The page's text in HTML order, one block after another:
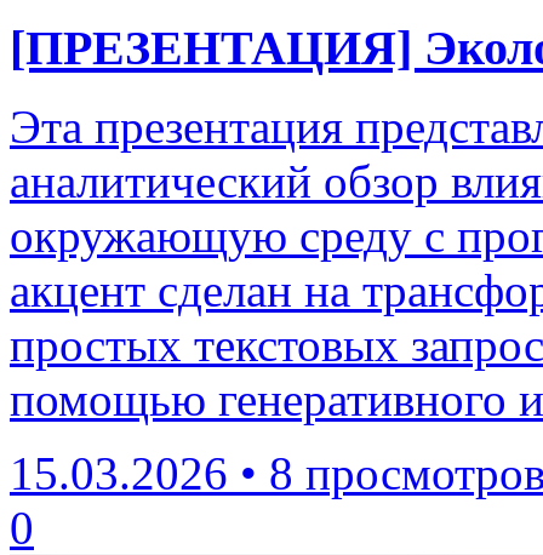
[ПРЕЗЕНТАЦИЯ]
Эта презентация
аналитический обзор
окружающую среду с
акцент сделан на
простых текстовых
помощью генеративного
15.03.2026 • 8
0